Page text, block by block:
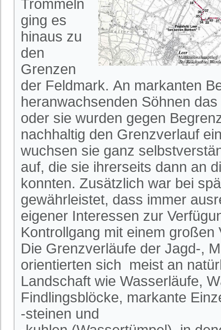
Trommeln
ging es
hinaus zu
den
Grenzen
der Feldmark. An markanten
heranwachsenden Söhnen
oder sie wurden gegen
nachhaltig den Grenzverlauf
wuchsen sie ganz
auf, die sie ihrerseits dann an
konnten. Zusätzlich war bei
gewährleistet, dass immer
eigener Interessen zur
Kontrollgang mit einem
Die Grenzverläufe der Jagd-,
orientierten sich meist an
Landschaft wie Wasserläufe,
Findlingsblöcke, markante
-steinen und